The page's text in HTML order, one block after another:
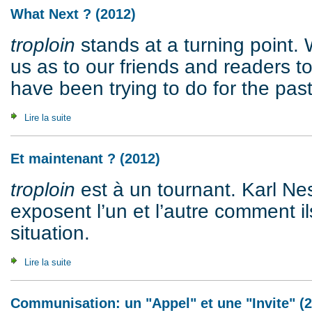
What Next ? (2012)
troploin stands at a turning point.
us as to our friends and readers
have been trying to do for the
Lire la suite
Et maintenant ? (2012)
troploin est à un tournant. Karl
exposent l’un et l’autre comment
situation.
Lire la suite
Communisation: un "Appel" et une "Invite"